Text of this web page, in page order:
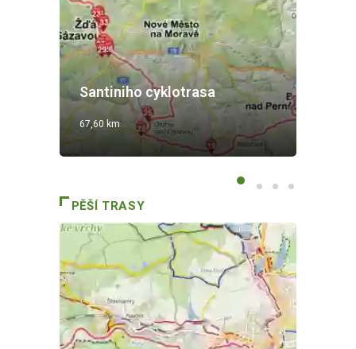
Santiniho cyklotrasa
67,60 km
PĚŠÍ TRASY